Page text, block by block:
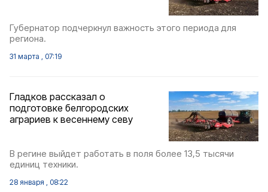
Губернатор подчеркнул важность этого периода для
региона.
31 марта , 07:19
Гладков рассказал о
подготовке белгородских
аграриев к весеннему севу
В регине выйдет работать в поля более 13,5 тысячи
единиц техники.
28 января , 08:22